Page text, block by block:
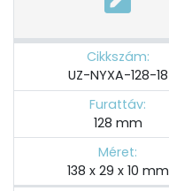
Cikkszám:
UZ-NYXA-128-18
Furattáv:
128 mm
Méret:
138 x 29 x 10 mm